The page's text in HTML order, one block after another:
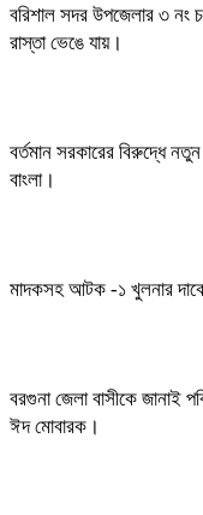
বরিশাল সদর উপজেলার ৩ নং
রাস্তা ভেঙে যায়।
বর্তমান সরকারের বিরুদ্ধে
বাংলা।
মাদকসহ আটক -১ খুলনার
বরগুনা জেলা বাসীকে
ঈদ মোবারক।